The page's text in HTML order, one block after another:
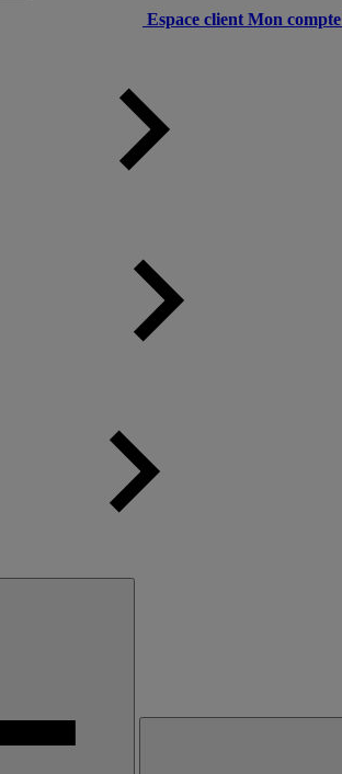
Espace client Mon compte